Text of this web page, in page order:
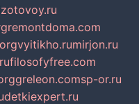
remontdoma.com
vyitikho.rumirjon.ru
filosofyfree.com
greleon.comsp-or.ru
detkiexpert.ru